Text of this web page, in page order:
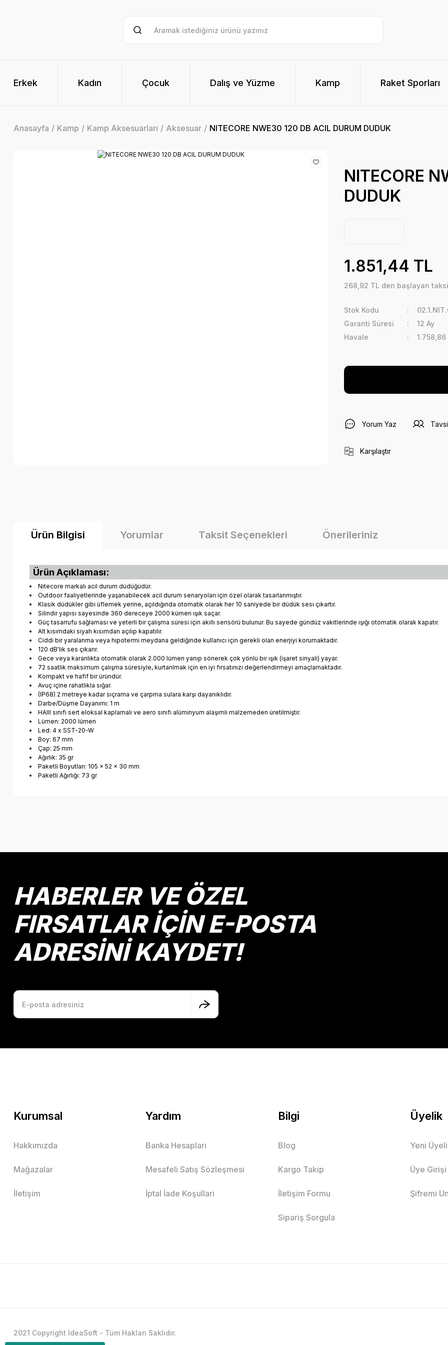
Erkek Kadın Çocuk Dalış ve Yüzme Kamp Raket Sporları
Anasayfa Kamp Kamp Aksesuarları Aksesuar NITECORE NWE30 120 DB ACIL DURUM DUDUK
NITECORE
DUDUK
1.851,44 TL
268,92 TL den başlayan
Stok Kodu
Garanti Süresi
12 Ay
Havale
Yorum Yaz
Karşılaştır
Ürün Bilgisi Yorumlar Taksit Seçenekleri Önerileriniz
Ürün Açıklaması:
Nitecore markalı acil durum düdüğüdür.
Outdoor faaliyetlerinde yaşanabilecek acil durum senaryoları için özel olarak tasarlanmıştır.
Klasik düdükler gibi üflemek yerine, açıldığında otomatik olarak her 10 saniyede bir düdük sesi çıkartır.
Silindir yapısı sayesinde 360 dereceye 2000 kümen ışık saçar.
Güç tasarrufu sağlaması ve yeterli bir çalışma süresi için akıllı sensörü bulunur. Bu sayede gündüz vakitlerinde ışığı otomatik olarak kapatır.
Alt kısımdaki siyah kısımdan açılıp kapatılır.
Ciddi bir yaralanma veya hipotermi meydana geldiğinde kullanıcı için gerekli olan enerjiyi korumaktadır.
120 dB'lik ses çıkarır.
Gece veya karanlıkta otomatik olarak 2.000 lümen yanıp sönerek çok yönlü bir ışık (işaret sinyali) yayar.
72 saatlik maksimum çalışma süresiyle, kurtarılmak için en iyi fırsatınızı değerlendirmeyi amaçlamaktadır.
Kompakt ve hafif bir üründür.
Avuç içine rahatlıkla sığar.
(IP68) 2 metreye kadar sıçrama ve çarpma sulara karşı dayanıklıdır.
Darbe/Düşme Dayanımı: 1 m
HAIII sınıfı sert eloksal kaplamalı ve aero sınıfı alüminyum alaşımlı malzemeden üretilmiştir.
Lümen: 2000 lümen
Led: 4 x SST-20-W
Boy: 67 mm
Çap: 25 mm
Ağırlık: 35 gr
Paketli Boyutları: 105 x 52 x 30 mm
Paketli Ağırlığı: 73 gr
Ürün resmi kalitesiz, bozuk veya görüntülenemiyor.
Ürün fiyatı diğer sitelerden daha pahalı.
HABERLER VE ÖZEL
FIRSATLAR İÇİN E-POSTA
ADRESİNİ KAYDET!
Kurumsal
Hakkımızda
Mağazalar
İletişim
Yardım
Banka Hesapları
Mesafeli Satış Sözleşmesi
İptal İade Koşullari
Bilgi
Blog
Kargo Takip
İletişim Formu
Sipariş Sorgula
Üyelik
Yeni
Üye Girişi
Şifremi
2021 Copyright IdeaSoft - Tüm Hakları Saklıdır.